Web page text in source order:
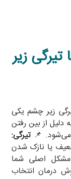
زیر
زیر چشم یکی
دلیل از بین رفتن
می‌شود. 📌تیرگی:
یا نازک شدن
اصلی شما
درمان انتخاب